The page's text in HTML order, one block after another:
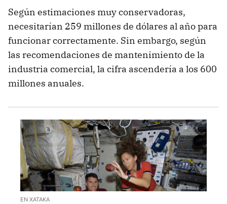
Según estimaciones muy conservadoras,
necesitarían 259 millones de dólares al año para
funcionar correctamente. Sin embargo, según
las recomendaciones de mantenimiento de la
industria comercial, la cifra ascendería a los 600
millones anuales.
EN XATAKA